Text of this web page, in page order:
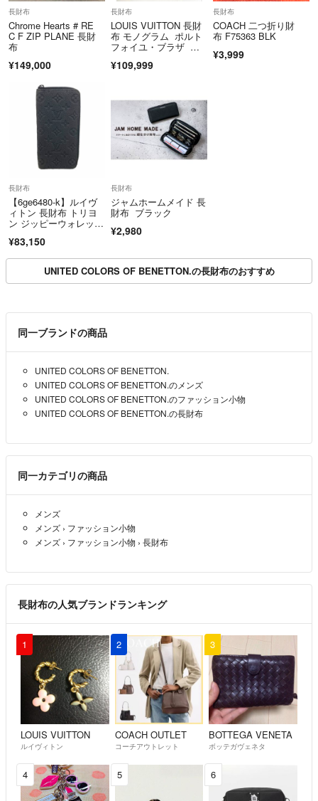
長財布
Chrome Hearts # RE
C F ZIP PLANE 長財
布
¥149,000
長財布
LOUIS VUITTON 長財
布 モノグラム ポルト
フォイユ・ブラザ ブ
¥109,999
長財布
COACH 二つ折り財
布 F75363 BLK
¥3,999
長財布
【6ge6480-k】ルイヴ
ィトン 長財布 トリヨ
ン ジッピーウォレット
7 ノワール【中古】メ
ンズ
¥83,150
長財布
ジャムホームメイド 長
財布 ブラック
¥2,980
UNITED COLORS OF BENETTON.の長財布のおすすめ
同一ブランドの商品
UNITED COLORS OF BENETTON.
UNITED COLORS OF BENETTON.のメンズ
UNITED COLORS OF BENETTON.のファッション小物
UNITED COLORS OF BENETTON.の長財布
同一カテゴリの商品
メンズ
メンズ › ファッション小物
メンズ › ファッション小物 › 長財布
長財布の人気ブランドランキング
1
LOUIS VUITTON
ルイヴィトン
2
COACH OUTLET
コーチアウトレット
3
BOTTEGA VENETA
ボッテガヴェネタ
4 5 6